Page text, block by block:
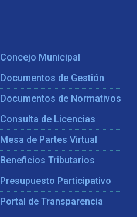
Concejo Municipal
Documentos de Gestión
Documentos de Normativos
Consulta de Licencias
Mesa de Partes Virtual
Beneficios Tributarios
Presupuesto Participativo
Portal de Transparencia